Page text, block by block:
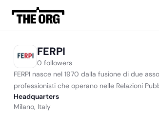
FERPI
0 followers
FERPI nasce nel 1970 dalla fusione di due
professionisti che operano nelle Relazioni
Headquarters
Milano, Italy